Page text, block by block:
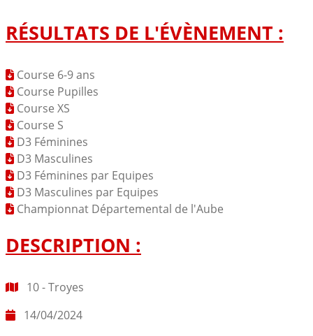
RÉSULTATS DE L'ÉVÈNEMENT :
Course 6-9 ans
Course Pupilles
Course XS
Course S
D3 Féminines
D3 Masculines
D3 Féminines par Equipes
D3 Masculines par Equipes
Championnat Départemental de l'Aube
DESCRIPTION :
10 - Troyes
14/04/2024